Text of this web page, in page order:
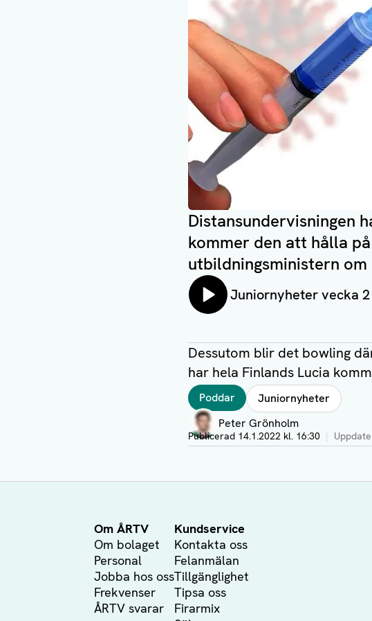
Distansundervisningen
kommer den att hålla
utbildningsministern
Lyssna på:
Juniornyheter vecka 2
Dessutom blir det bowling
har hela Finlands Lucia
Taggar
Poddar Juniornyheter
Författare
Peter Grönholm
Visa profil
Publicerad 14.1.2022 kl. 16:30
Om ÅRTV
Om bolaget
Personal
Jobba hos oss
Frekvenser
ÅRTV svarar
Kundservice
Kontakta oss
Felanmälan
Tillgänglighet
Tipsa oss
Firarmix